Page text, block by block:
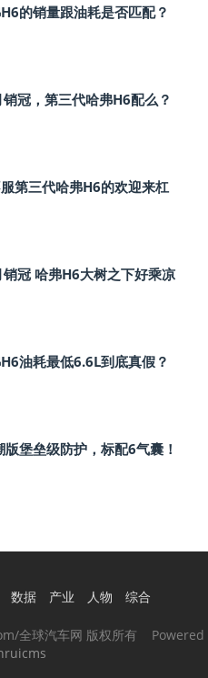
的销量跟油耗是否匹配？
冠，第三代哈弗H6配么？
第三代哈弗H6的欢迎来杠
冠 哈弗H6大树之下好乘凉
油耗最低6.6L到底真假？
堡垒级防护，标配6气囊！
数据 产业 人物 综合
全球汽车网 版权所有 Powered